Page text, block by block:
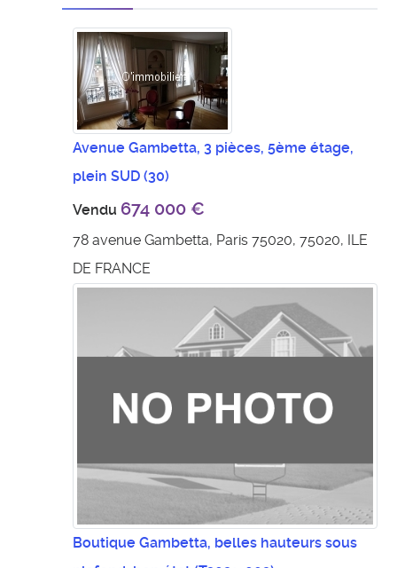
Avenue Gambetta, 3 pièces, 5ème étage,
plein SUD (30)
Vendu 674 000 €
78 avenue Gambetta, Paris 75020, 75020, ILE
DE FRANCE
Boutique Gambetta, belles hauteurs sous